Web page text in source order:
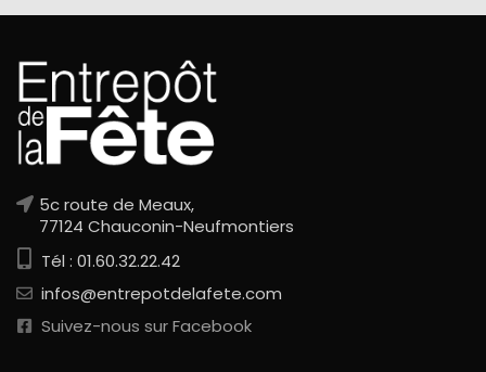
5c route de Meaux,
77124 Chauconin-Neufmontiers
Tél : 01.60.32.22.42
infos@entrepotdelafete.com
Suivez-nous sur Facebook